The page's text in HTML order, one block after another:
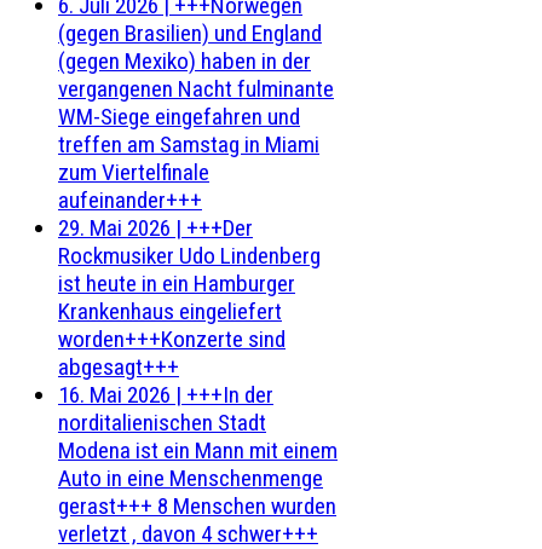
(gegen Brasilien) und England
(gegen Mexiko) haben in der
vergangenen Nacht fulminante
WM-Siege eingefahren und
treffen am Samstag in Miami
zum Viertelfinale
aufeinander+++
29. Mai 2026 | +++Der
Rockmusiker Udo Lindenberg
ist heute in ein Hamburger
Krankenhaus eingeliefert
worden+++Konzerte sind
abgesagt+++
16. Mai 2026 | +++In der
norditalienischen Stadt
Modena ist ein Mann mit einem
Auto in eine Menschenmenge
gerast+++ 8 Menschen wurden
verletzt , davon 4 schwer+++